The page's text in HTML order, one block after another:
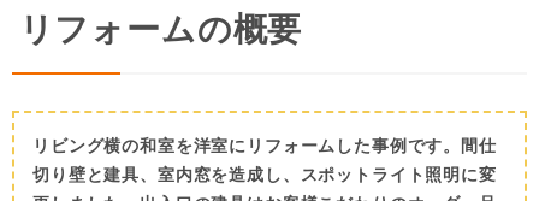
リフォームの概要
リビング横の和室を洋室にリフォームした事例です。間仕
切り壁と建具、室内窓を造成し、スポットライト照明に変